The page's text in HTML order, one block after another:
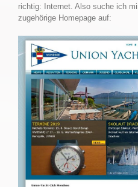
richtig: Internet. Also suche ich
zugehörige Homepage auf: